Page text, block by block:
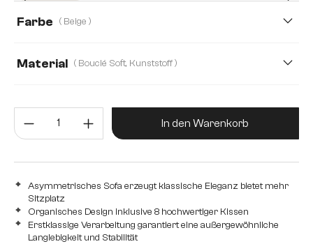
Farbe ( Beige )
Material ( Bouclé Soft, Kunststoff )
Teddystoff, Kunststoff Webstoff Soft, Kunststoff
Strukturstoff Soft, Kunststoff
Produkt Anzahl: Gib den
In den Warenkorb
Asymmetrisches Sofa erzeugt klassische Eleganz bietet mehr
Sitzplatz
Organisches Design inklusive 8 hochwertiger Kissen
Erstklassige Verarbeitung garantiert eine außergewöhnliche
Langlebigkeit und Stabilität